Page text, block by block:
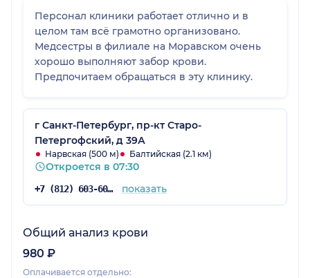
Персонал клиники работает отлично и в
целом там всё грамотно организовано.
Медсестры в филиале на Моравском очень
хорошо выполняют забор крови.
Предпочитаем обращаться в эту клинику.
г Санкт-Петербург, пр-кт Старо-
Петергофский, д 39А
Нарвская (500 м) Балтийская (2.1 км)
Откроется в 07:30
+7 (812) 603-60-42 показать
Общий анализ крови
980 ₽
Оплачивается отдельно: